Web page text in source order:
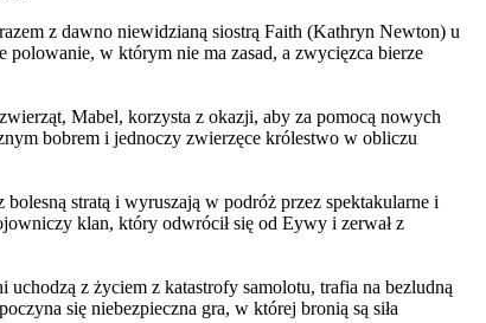
z dawno niewidzianą siostrą Faith (Kathryn Newton) u
polowanie, w którym nie ma zasad, a zwycięzca bierze
Mabel, korzysta z okazji, aby za pomocą nowych
bobrem i jednoczy zwierzęce królestwo w obliczu
stratą i wyruszają w podróż przez spektakularne i
klan, który odwrócił się od Eywy i zerwał z
z życiem z katastrofy samolotu, trafia na bezludną
się niebezpieczna gra, w której bronią są siła